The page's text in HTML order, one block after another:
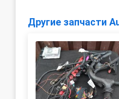
Другие запчасти